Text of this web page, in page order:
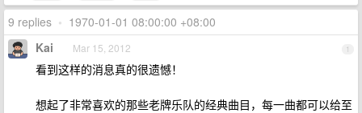
9 replies • 1970-01-01 08:00:00 +08:00
1
Kai Mar 15, 2012
看到这样的消息真的很遗憾！
想起了非常喜欢的那些老牌乐队的经典曲目，每一曲都可以给至